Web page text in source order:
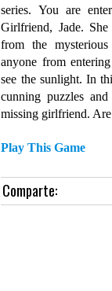
series. You are
Girlfriend, Jade.
from the
anyone from
see the sunlight. In
cunning puzzles
missing girlfriend.
Play This Game
Comparte: